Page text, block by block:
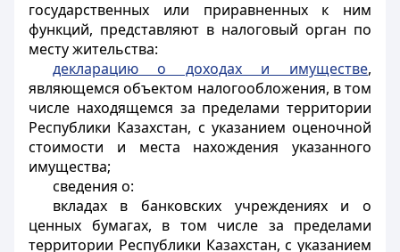
государственных или приравненных к ним
функций, представляют в налоговый орган по
месту жительства:
декларацию о доходах и имуществе,
являющемся объектом налогообложения, в том
числе находящемся за пределами территории
Республики Казахстан, с указанием оценочной
стоимости и места нахождения указанного
имущества;
сведения о:
вкладах в банковских учреждениях и о
ценных бумагах, в том числе за пределами
территории Республики Казахстан, с указанием